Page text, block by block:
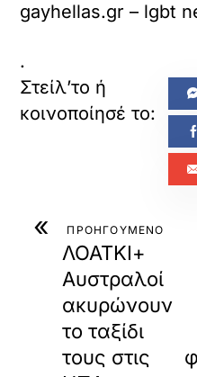
gayhellas.gr – lgbt
.
« ΠΡΟΗΓΟΥΜΕΝΟ
ΛΟΑΤΚΙ+
Αυστραλοί
ακυρώνουν
το ταξίδι
τους στις